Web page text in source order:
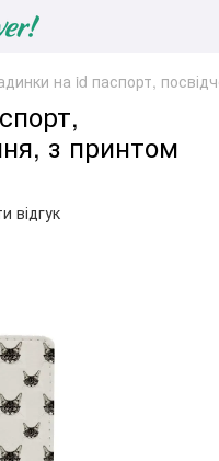
на id паспорт,
з принтом
відгук